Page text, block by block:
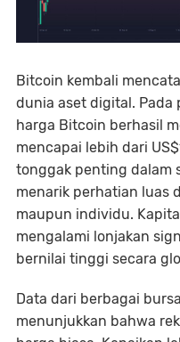
Bitcoin kembali
dunia aset digital. Pada
harga Bitcoin berhasil
mencapai lebih dari
tonggak penting dalam
menarik perhatian luas
maupun individu.
mengalami lonjakan
bernilai tinggi secara
Data dari berbagai
menunjukkan bahwa